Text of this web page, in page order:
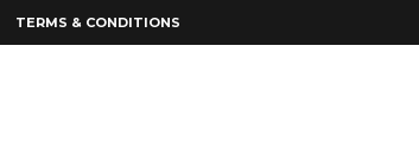
TERMS & CONDITIONS